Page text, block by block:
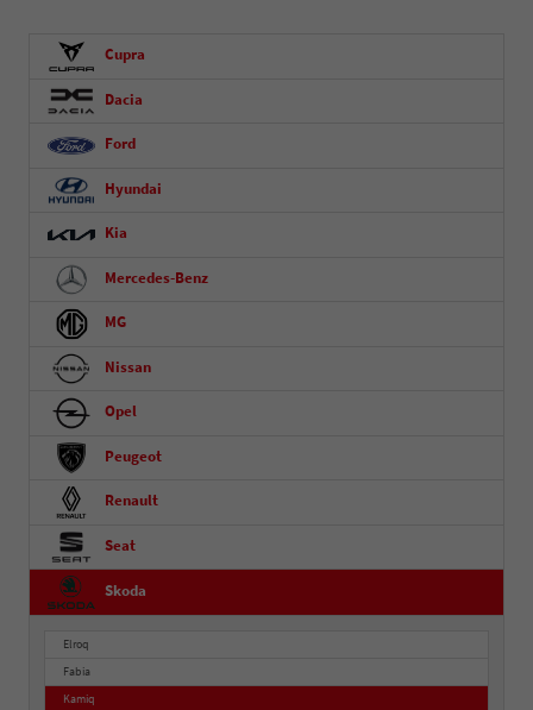
Cupra
Dacia
Ford
Hyundai
Kia
Mercedes-Benz
MG
Nissan
Opel
Peugeot
Renault
Seat
Skoda
Elroq
Fabia
Kamiq